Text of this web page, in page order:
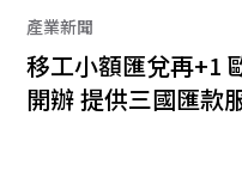
產業新聞
移工小額匯兌再+1
開辦 提供三國匯款